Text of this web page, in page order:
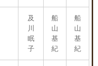
及
川
眠
子
船
山
基
紀
船
山
基
紀